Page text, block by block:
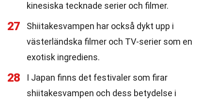
kinesiska tecknade serier och filmer.
27
Shiitakesvampen har också dykt upp i
västerländska filmer och TV-serier som en
exotisk ingrediens.
28
I Japan finns det festivaler som firar
shiitakesvampen och dess betydelse i